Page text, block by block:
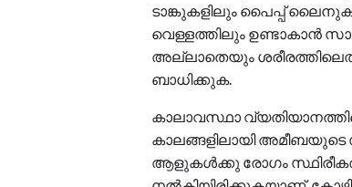
ടാങ്കുകളിലും പൈപ്പ്
വെള്ളത്തിലും ഉണ്ടാകാന്‍
അല്ലാതെയും
ബാധിക്കുക.
കാലാവസ്ഥാ
കാലങ്ങളിലായി അമീബയുടെ
ആളുകള്‍ക്കു രോഗം